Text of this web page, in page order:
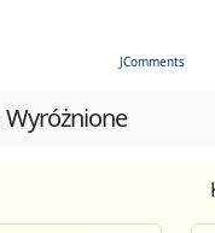
JComments
Wyróżnione